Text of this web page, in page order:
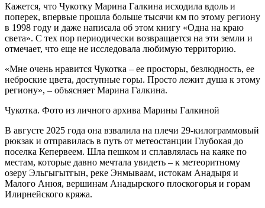
Кажется, что Чукотку Марина Галкина исходила вдоль и
поперек, впервые прошла больше тысячи км по этому региону
в 1998 году и даже написала об этом книгу «Одна на краю
света». С тех пор периодически возвращается на эти земли и
отмечает, что еще не исследовала любимую территорию.
«Мне очень нравится Чукотка – ее просторы, безлюдность, ее
неброские цвета, доступные горы. Просто лежит душа к этому
региону», – объясняет Марина Галкина.
Чукотка. Фото из личного архива Марины Галкиной
В августе 2025 года она взвалила на плечи 29-килограммовый
рюкзак и отправилась в путь от метеостанции Глубокая до
поселка Кепервеем. Шла пешком и сплавлялась на каяке по
местам, которые давно мечтала увидеть – к метеоритному
озеру Эльгыгытгын, реке Энмываам, истокам Анадыря и
Малого Анюя, вершинам Анадырского плоскогорья и горам
Илирнейского кряжа.